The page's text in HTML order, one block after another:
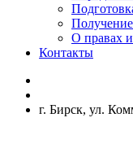
Получение
О правах и
Контакты
г. Бирск, ул.